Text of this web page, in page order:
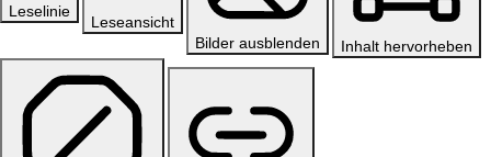
Leselinie
Leseansicht
Bilder ausblenden
Inhalt hervorheben